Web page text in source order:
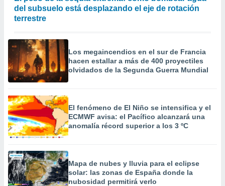
del subsuelo está desplazando el eje de rotación
terrestre
Los megaincendios en el sur de Francia
hacen estallar a más de 400 proyectiles
olvidados de la Segunda Guerra Mundial
El fenómeno de El Niño se intensifica y el
ECMWF avisa: el Pacífico alcanzará una
anomalía récord superior a los 3 ºC
Mapa de nubes y lluvia para el eclipse
solar: las zonas de España donde la
nubosidad permitirá verlo